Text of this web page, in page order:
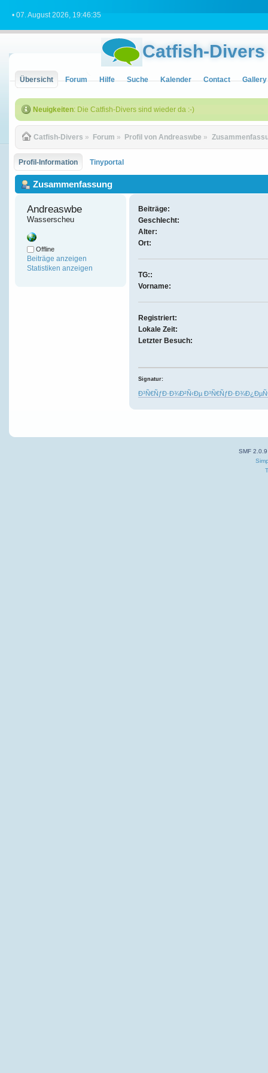
• 07. August 2026, 19:46:35
Catfish-Divers
Übersicht Forum Hilfe Suche Kalender Contact Gallery
Neuigkeiten: Die Catfish-Divers sind wieder da :-)
Catfish-Divers » Forum » Profil von Andreaswbe »
Profil-Information Tinyportal
Zusammenfassung
Andreaswbe
Wasserscheu
Offline
Beiträge anzeigen
Statistiken anzeigen
Beiträge:
Geschlecht:
Alter:
Ort:
TG::
Vorname:
Registriert:
Lokale Zeit:
Letzter Besuch:
Signatur:
Ð³Ñ€ÑƒÐ·Ð¾Ð²Ñ‹Ðµ
SMF 2.0.9